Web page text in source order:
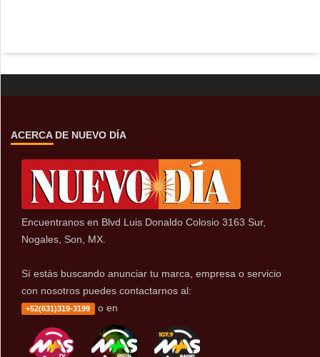
ACERCA DE NUEVO DÍA
Encuentranos en Blvd Luis Donaldo Colosio 3163 Sur,
Nogales, Son, MX.
Sí estás buscando anunciar tu marca, empresa o servicio
con nosotros puedes contactarnos al:
+52(631)319-3199 o en